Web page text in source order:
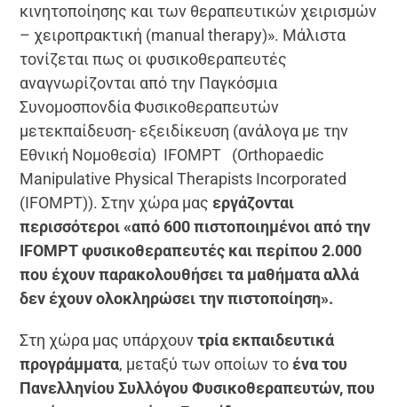
κινητοποίησης και των θεραπευτικών χειρισμών
– χειροπρακτική (manual therapy)». Μάλιστα
τονίζεται πως οι φυσικοθεραπευτές
αναγνωρίζονται από την Παγκόσμια
Συνομοσπονδία Φυσικοθεραπευτών
μετεκπαίδευση- εξειδίκευση (ανάλογα με την
Εθνική Νομοθεσία) IFOMPT (Orthopaedic
Manipulative Physical Therapists Incorporated
(IFOMPT)). Στην χώρα μας εργάζονται
περισσότεροι «από 600 πιστοποιημένοι από την
IFOMPTφυσικοθεραπευτές και περίπου 2.000
που έχουν παρακολουθήσει τα μαθήματα αλλά
δεν έχουν ολοκληρώσει την πιστοποίηση».
Στη χώρα μας υπάρχουντρία εκπαιδευτικά
προγράμματα, μεταξύ των οποίων το ένα του
Πανελληνίου Συλλόγου Φυσικοθεραπευτών, που